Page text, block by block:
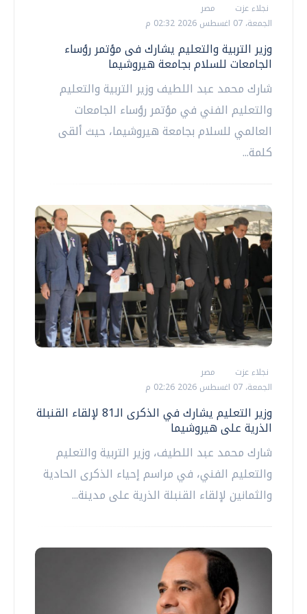
نجلاء عزت
مصر
الجمعة، 07 اغسطس 2026 02:32 م
وزير التربية والتعليم يشارك فى مؤتمر رؤساء
الجامعات للسلام بجامعة هيروشيما
شارك محمد عبد اللطيف وزير التربية والتعليم
والتعليم الفني في مؤتمر رؤساء الجامعات
العالمي للسلام بجامعة هيروشيما، حيث ألقى
كلمة...
نجلاء عزت
مصر
الجمعة، 07 اغسطس 2026 02:26 م
وزير التعليم يشارك في الذكرى الـ81 لإلقاء القنبلة
الذرية على هيروشيما
شارك محمد عبد اللطيف، وزير التربية والتعليم
والتعليم الفني، في مراسم إحياء الذكرى الحادية
والثمانين لإلقاء القنبلة الذرية على مدينة...